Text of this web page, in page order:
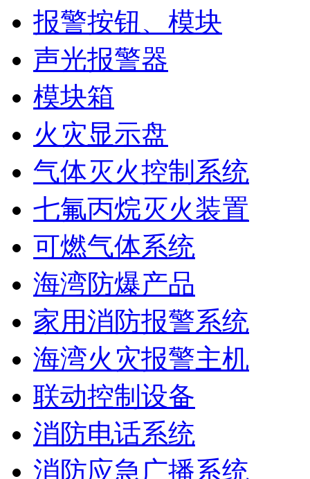
报警按钮、模块
声光报警器
模块箱
火灾显示盘
气体灭火控制系统
七氟丙烷灭火装置
可燃气体系统
海湾防爆产品
家用消防报警系统
海湾火灾报警主机
联动控制设备
消防电话系统
消防应急广播系统